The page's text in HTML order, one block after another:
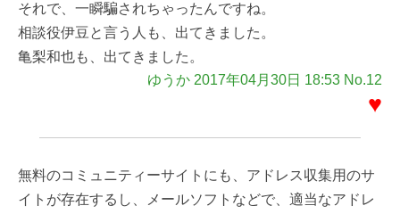
それで、一瞬騙されちゃったんですね。
相談役伊豆と言う人も、出てきました。
亀梨和也も、出てきました。
ゆうか 2017年04月30日 18:53 No.12
♥
無料のコミュニティーサイトにも、アドレス収集用のサ
イトが存在するし、メールソフトなどで、適当なアドレ